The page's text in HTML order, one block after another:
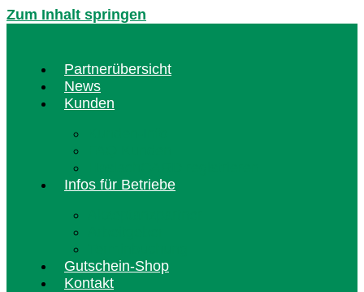
Zum Inhalt springen
Partnerübersicht
News
Kunden
Infos für Betriebe
Gutschein-Shop
Kontakt